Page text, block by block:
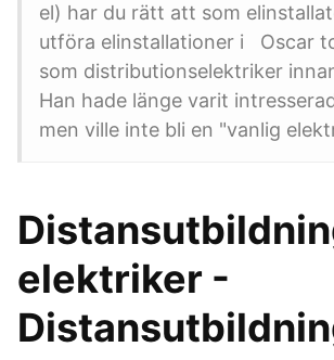
el) har du rätt att som
utföra elinstallationer i Oscar
som distributionselektriker
Han hade länge varit
men ville inte bli en "vanlig
elektriker -